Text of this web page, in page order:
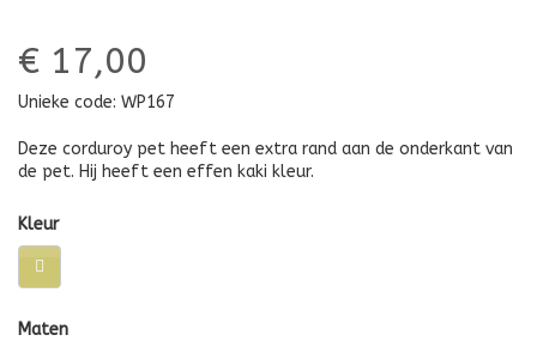
€ 17,00
Unieke code: WP167
Deze corduroy pet heeft een extra rand aan de onderkant van
de pet. Hij heeft een effen kaki kleur.
Kleur
Maten